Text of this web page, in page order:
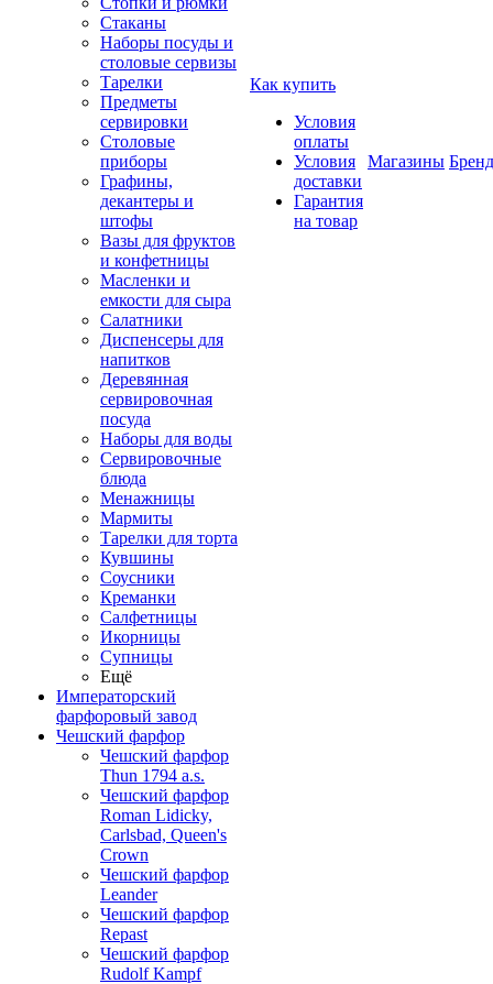
Стаканы
Наборы посуды и
столовые сервизы
Тарелки
Предметы
сервировки
Столовые
приборы
Графины,
декантеры и
штофы
Вазы для фруктов
и конфетницы
Масленки и
емкости для сыра
Салатники
Диспенсеры для
напитков
Деревянная
сервировочная
посуда
Наборы для воды
Сервировочные
блюда
Менажницы
Мармиты
Тарелки для торта
Кувшины
Соусники
Креманки
Салфетницы
Икорницы
Супницы
Ещё
Императорский
фарфоровый завод
Чешский фарфор
Чешский фарфор
Thun 1794 a.s.
Чешский фарфор
Roman Lidicky,
Carlsbad, Queen's
Crown
Чешский фарфор
Leander
Чешский фарфор
Repast
Чешский фарфор
Rudolf Kampf
Как купить
Условия
оплаты
Условия
доставки
Гарантия
на товар
Магазины